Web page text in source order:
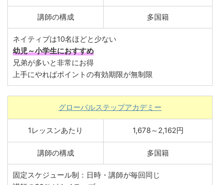
講師の構成 多国籍
ネイティブは10名ほどと少ない
幼児～小学生におすすめ
兄弟が多いと非常にお得
上手にやればポイントの有効期限が無制限
グローバルステップアカデミー
1レッスンあたり 1,678～2,162円
講師の構成 多国籍
固定スケジュール制：日時・講師が毎回同じ